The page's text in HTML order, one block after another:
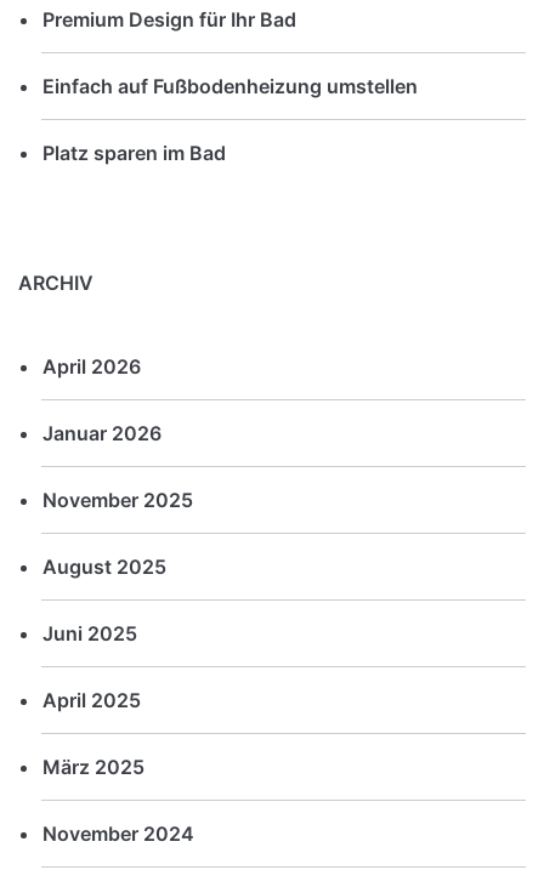
Premium Design für Ihr Bad
Einfach auf Fußbodenheizung umstellen
Platz sparen im Bad
ARCHIV
April 2026
Januar 2026
November 2025
August 2025
Juni 2025
April 2025
März 2025
November 2024